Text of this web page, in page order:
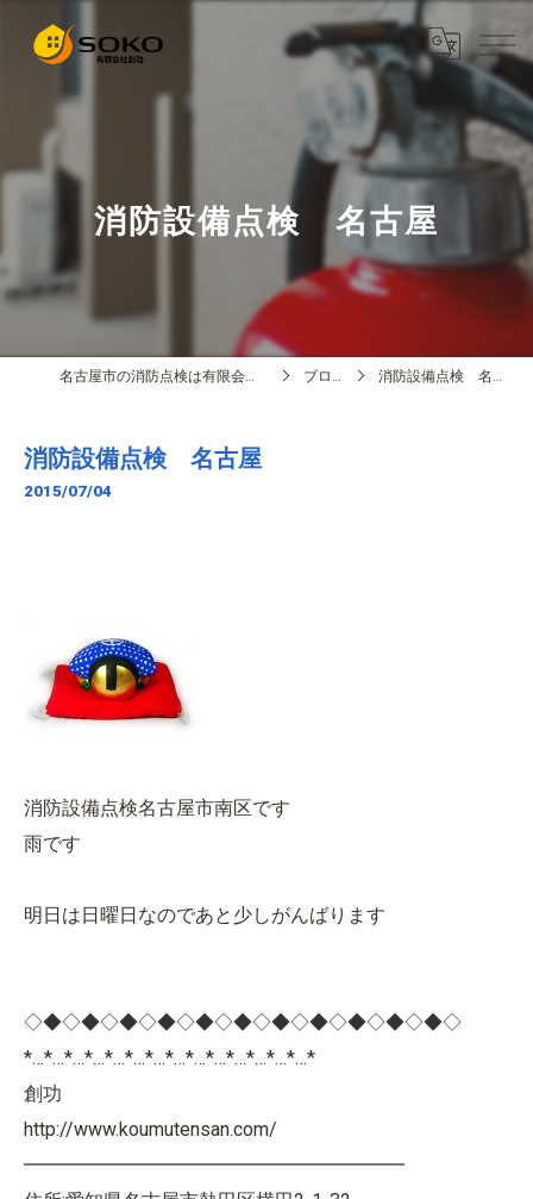
消防設備点検 名古屋
名古屋市の消防点検は有限会社創功 ブログ 消防設備点検 名古屋
消防設備点検 名古屋
2015/07/04
消防設備点検名古屋市南区です
雨です
明日は日曜日なのであと少しがんばります
◇◆◇◆◇◆◇◆◇◆◇◆◇◆◇◆◇◆◇◆◇◆◇
*…*…*…*…*…*…*…*…*…*…*…*…*…*…*
創功
http://www.koumutensan.com/
━━━━━━━━━━━━━━━━━━━━